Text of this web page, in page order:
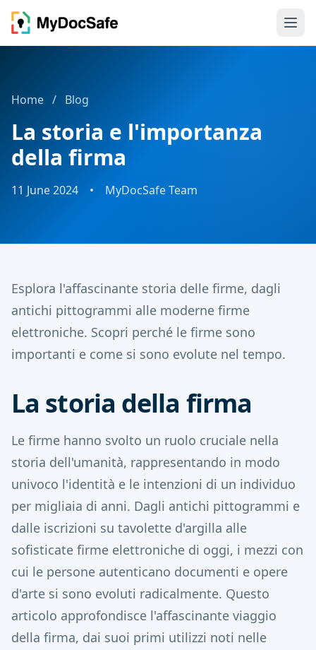
Home / Blog
La storia e l'importanza
della firma
11 June 2024 • MyDocSafe Team
Esplora l'affascinante storia delle firme, dagli
antichi pittogrammi alle moderne firme
elettroniche. Scopri perché le firme sono
importanti e come si sono evolute nel tempo.
La storia della firma
Le firme hanno svolto un ruolo cruciale nella
storia dell'umanità, rappresentando in modo
univoco l'identità e le intenzioni di un individuo
per migliaia di anni. Dagli antichi pittogrammi e
dalle iscrizioni su tavolette d'argilla alle
sofisticate firme elettroniche di oggi, i mezzi con
cui le persone autenticano documenti e opere
d'arte si sono evoluti radicalmente. Questo
articolo approfondisce l'affascinante viaggio
della firma, dai suoi primi utilizzi noti nelle